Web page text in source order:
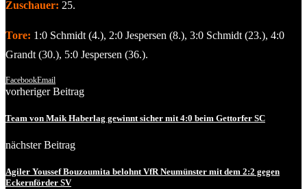
Zuschauer: 25.
Tore: 1:0 Schmidt (4.), 2:0 Jespersen (8.), 3:0 Schmidt (23.), 4:0
Grandt (30.), 5:0 Jespersen (36.).
FacebookEmail
vorheriger Beitrag
Team von Maik Haberlag gewinnt sicher mit 4:0 beim Gettorfer SC
nächster Beitrag
Agiler Youssef Bouzoumita belohnt VfR Neumünster mit dem 2:2 gegen
Eckernförder SV